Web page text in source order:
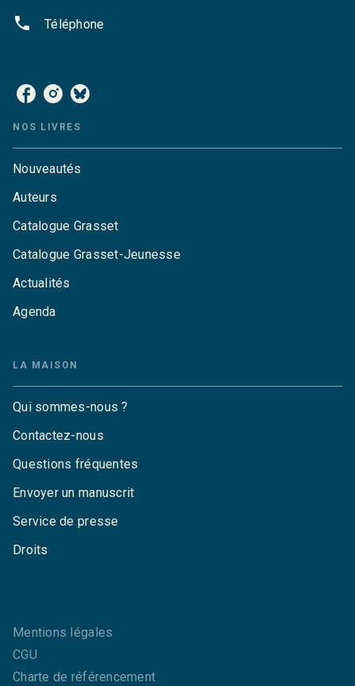
phone Téléphone
NOS LIVRES
Nouveautés
Auteurs
Catalogue Grasset
Catalogue Grasset-Jeunesse
Actualités
Agenda
LA MAISON
Qui sommes-nous ?
Contactez-nous
Questions fréquentes
Envoyer un manuscrit
Service de presse
Droits
Mentions légales
CGU
Charte de référencement